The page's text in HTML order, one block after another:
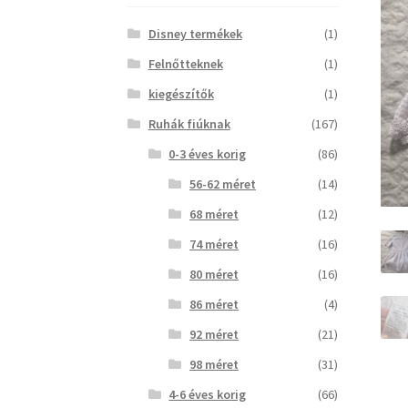
Disney termékek
(1)
Felnőtteknek
(1)
kiegészítők
(1)
Ruhák fiúknak
(167)
0-3 éves korig
(86)
56-62 méret
(14)
68 méret
(12)
74 méret
(16)
80 méret
(16)
86 méret
(4)
92 méret
(21)
98 méret
(31)
4-6 éves korig
(66)